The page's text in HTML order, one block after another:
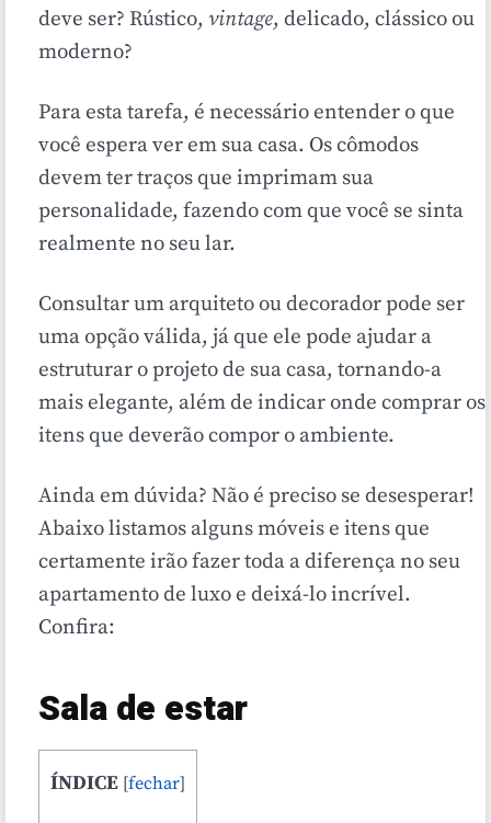
deve ser? Rústico, vintage, delicado, clássico ou
moderno?
Para esta tarefa, é necessário entender o que
você espera ver em sua casa. Os cômodos
devem ter traços que imprimam sua
personalidade, fazendo com que você se sinta
realmente no seu lar.
Consultar um arquiteto ou decorador pode ser
uma opção válida, já que ele pode ajudar a
estruturar o projeto de sua casa, tornando-a
mais elegante, além de indicar onde comprar os
itens que deverão compor o ambiente.
Ainda em dúvida? Não é preciso se desesperar!
Abaixo listamos alguns móveis e itens que
certamente irão fazer toda a diferença no seu
apartamento de luxo e deixá-lo incrível.
Confira:
Sala de estar
ÍNDICE [fechar]